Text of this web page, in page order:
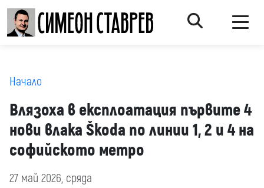
Начало
Влязоха в експлоатация първите 4
нови влака Škoda по линии 1, 2 и 4 на
софийското метро
27 май 2026, сряда